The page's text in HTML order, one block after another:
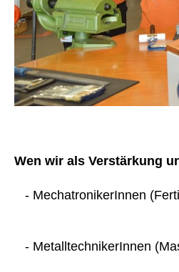
Wen wir als Verstärkung
- MechatronikerInnen
- MetalltechnikerInnen